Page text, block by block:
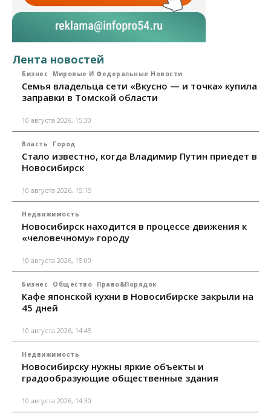
Лента новостей
Бизнес Мировые И Федеральные Новости
Семья владельца сети «Вкусно — и точка» купила
заправки в Томской области
10 августа 2026, 15:30
Власть Город
Стало известно, когда Владимир Путин приедет в
Новосибирск
10 августа 2026, 15:15
Недвижимость
Новосибирск находится в процессе движения к
«человечному» городу
10 августа 2026, 15:00
Бизнес Общество Право&Порядок
Кафе японской кухни в Новосибирске закрыли на
45 дней
10 августа 2026, 14:45
Недвижимость
Новосибирску нужны яркие объекты и
градообразующие общественные здания
10 августа 2026, 14:30